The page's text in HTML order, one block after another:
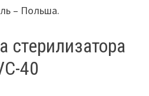
– Польша.
стерилизатора
40